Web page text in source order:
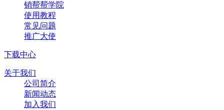
销帮帮学院
使用教程
常见问题
推广大使
下载中心
关于我们
公司简介
新闻动态
加入我们